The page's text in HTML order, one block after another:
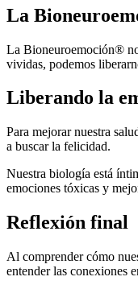
La
La Bioneuroemoción®
vividas, podemos
Liberando la
Para mejorar nuestra
a buscar la felicidad.
Nuestra biología está
emociones tóxicas y
Reflexión final
Al comprender cómo
entender las conexiones